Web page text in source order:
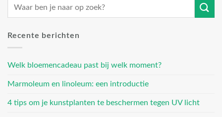
Recente berichten
Welk bloemencadeau past bij welk moment?
Marmoleum en linoleum: een introductie
4 tips om je kunstplanten te beschermen tegen UV licht